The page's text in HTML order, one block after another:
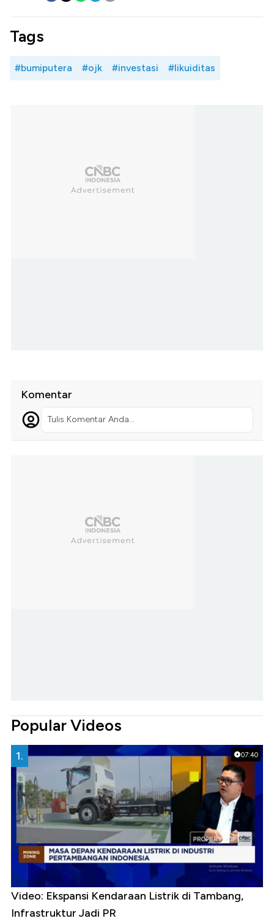
Tags
#bumiputera #ojk #investasi #likuiditas
Komentar
Tulis Komentar Anda...
Popular Videos
07:40
1.
Video: Ekspansi Kendaraan Listrik di Tambang,
Infrastruktur Jadi PR